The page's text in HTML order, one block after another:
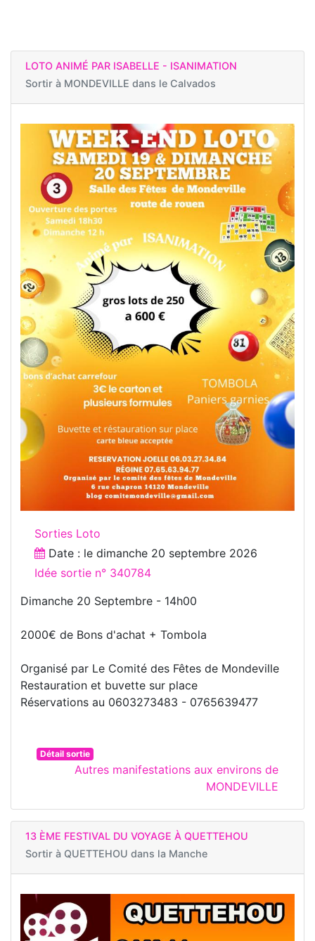
LOTO ANIMÉ PAR ISABELLE - ISANIMATION
Sortir à MONDEVILLE dans le Calvados
Sorties Loto
Date : le dimanche 20 septembre 2026
Idée sortie n° 340784
Dimanche 20 Septembre - 14h00
2000€ de Bons d'achat + Tombola
Organisé par Le Comité des Fêtes de Mondeville
Restauration et buvette sur place
Réservations au 0603273483 - 0765639477
Détail sortie
Autres manifestations aux environs de
MONDEVILLE
13 ÈME FESTIVAL DU VOYAGE À QUETTEHOU
Sortir à QUETTEHOU dans la Manche